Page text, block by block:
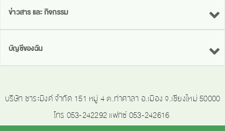
ข่าวสาร และ กิจกรรม
บัญชีของฉัน
บริษัท ชาระมิงค์ จำกัด 151 หมู่ 4 ต.ท่าศาลา อ.เมือง จ.เชียงใหม่ 50000
โทร 053-242292 แฟกซ์ 053-242616